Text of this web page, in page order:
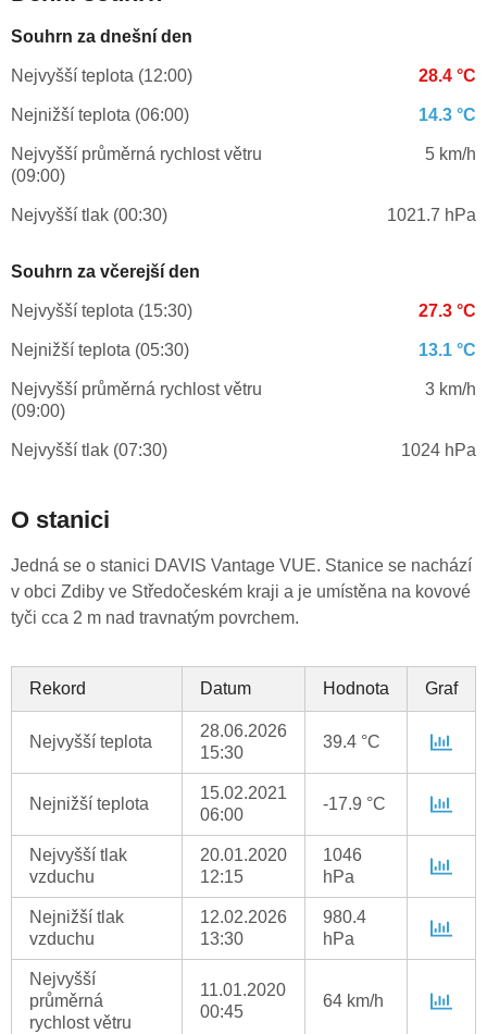
Souhrn za dnešní den
Nejvyšší teplota (12:00) 28.4 °C
Nejnižší teplota (06:00) 14.3 °C
Nejvyšší průměrná rychlost větru
(09:00)
5 km/h
Nejvyšší tlak (00:30) 1021.7 hPa
Souhrn za včerejší den
Nejvyšší teplota (15:30) 27.3 °C
Nejnižší teplota (05:30) 13.1 °C
Nejvyšší průměrná rychlost větru
(09:00)
3 km/h
Nejvyšší tlak (07:30) 1024 hPa
O stanici
Jedná se o stanici DAVIS Vantage VUE. Stanice se nachází
v obci Zdiby ve Středočeském kraji a je umístěna na kovové
tyči cca 2 m nad travnatým povrchem.
Rekord Datum Hodnota Graf
Nejvyšší teplota
28.06.2026
15:30
39.4 °C
Nejnižší teplota
15.02.2021
06:00
-17.9 °C
Nejvyšší tlak
vzduchu
20.01.2020
12:15
1046
hPa
Nejnižší tlak
vzduchu
12.02.2026
13:30
980.4
hPa
Nejvyšší
průměrná
rychlost větru
11.01.2020
00:45
64 km/h